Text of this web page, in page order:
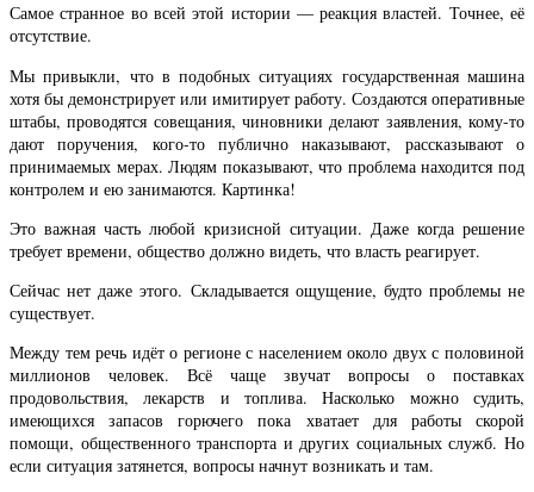
Самое странное во всей этой истории — реакция властей. Точнее, её
отсутствие.
Мы привыкли, что в подобных ситуациях государственная машина
хотя бы демонстрирует или имитирует работу. Создаются оперативные
штабы, проводятся совещания, чиновники делают заявления, кому-то
дают поручения, кого-то публично наказывают, рассказывают о
принимаемых мерах. Людям показывают, что проблема находится под
контролем и ею занимаются. Картинка!
Это важная часть любой кризисной ситуации. Даже когда решение
требует времени, общество должно видеть, что власть реагирует.
Сейчас нет даже этого. Складывается ощущение, будто проблемы не
существует.
Между тем речь идёт о регионе с населением около двух с половиной
миллионов человек. Всё чаще звучат вопросы о поставках
продовольствия, лекарств и топлива. Насколько можно судить,
имеющихся запасов горючего пока хватает для работы скорой
помощи, общественного транспорта и других социальных служб. Но
если ситуация затянется, вопросы начнут возникать и там.